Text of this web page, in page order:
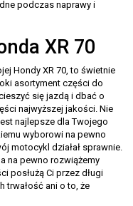
podczas naprawy i
XR 70
Hondy XR 70, to świetnie
asortyment części do
się jazdą i dbać o
najwyższej jakości. Nie
najlepsze dla Twojego
wyborowi na pewno
motocykl działał sprawnie.
na pewno rozwiążemy
posłużą Ci przez długi
trwałość ani o to, że